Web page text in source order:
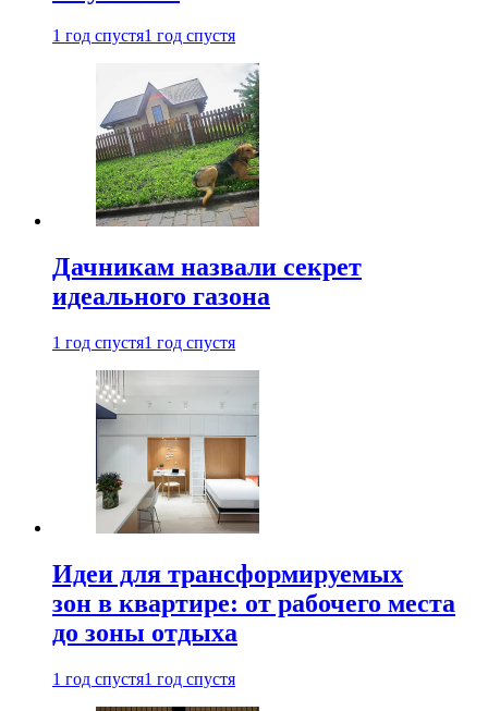
1 год спустя1 год спустя
Дачникам назвали секрет
идеального газона
1 год спустя1 год спустя
Идеи для трансформируемых
зон в квартире: от рабочего места
до зоны отдыха
1 год спустя1 год спустя